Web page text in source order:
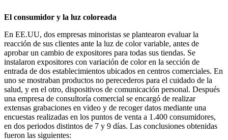
El consumidor y la luz coloreada
En EE.UU, dos empresas minoristas se plantearon evaluar la
reacción de sus clientes ante la luz de color variable, antes de
aprobar un cambio de expositores para todas sus tiendas. Se
instalaron expositores con variación de color en la sección de
entrada de dos establecimientos ubicados en centros comerciales. En
uno se mostraban productos no perecederos para el cuidado de la
salud, y en el otro, dispositivos de comunicación personal. Después
una empresa de consultoría comercial se encargó de realizar
extensas grabaciones en video y de recoger datos mediante una
encuestas realizadas en los puntos de venta a 1.400 consumidores,
en dos periodos distintos de 7 y 9 días. Las conclusiones obtenidas
fueron las siguientes: